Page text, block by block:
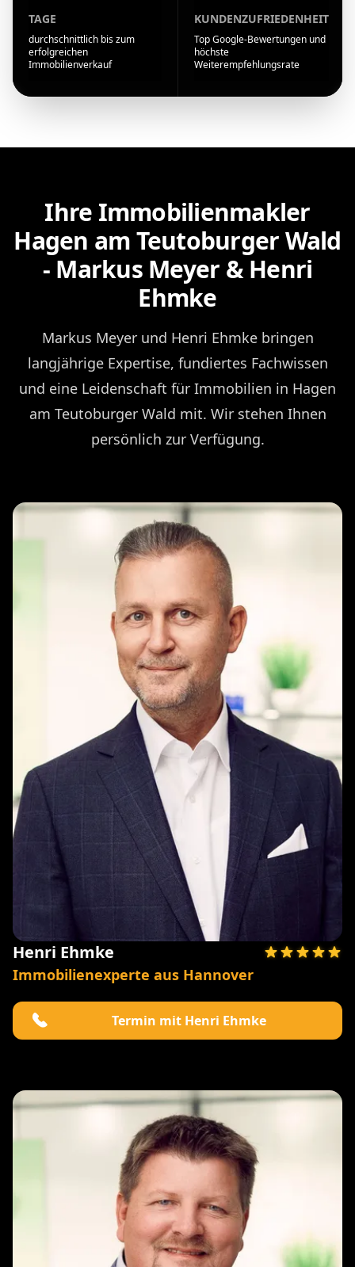
TAGE
durchschnittlich bis zum
erfolgreichen
Immobilienverkauf
KUNDENZUFRIEDENHEIT
Top Google-Bewertungen und
höchste
Weiterempfehlungsrate
Ihre Immobilienmakler
Hagen am Teutoburger Wald
- Markus Meyer & Henri
Ehmke
Markus Meyer und Henri Ehmke bringen
langjährige Expertise, fundiertes Fachwissen
und eine Leidenschaft für Immobilien in Hagen
am Teutoburger Wald mit. Wir stehen Ihnen
persönlich zur Verfügung.
Henri Ehmke
Immobilienexperte aus Hannover
Termin mit Henri Ehmke